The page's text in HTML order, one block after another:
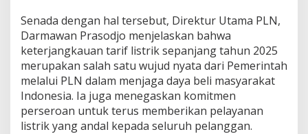
a
m
a
k
a
n
D
a
y
a
Senada dengan hal tersebut, Direktur Utama PLN,
Darmawan Prasodjo menjelaskan bahwa
keterjangkauan tarif listrik sepanjang tahun 2025
merupakan salah satu wujud nyata dari Pemerintah
melalui PLN dalam menjaga daya beli masyarakat
Indonesia. Ia juga menegaskan komitmen
perseroan untuk terus memberikan pelayanan
listrik yang andal kepada seluruh pelanggan.